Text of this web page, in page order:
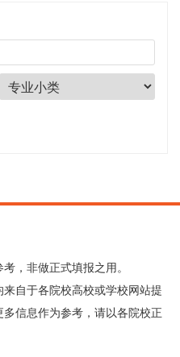
，非做正式填报之用。
自于各院校高校或学校网站提
信息作为参考，请以各院校正